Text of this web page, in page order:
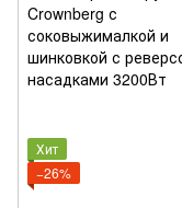
Хит
−26%